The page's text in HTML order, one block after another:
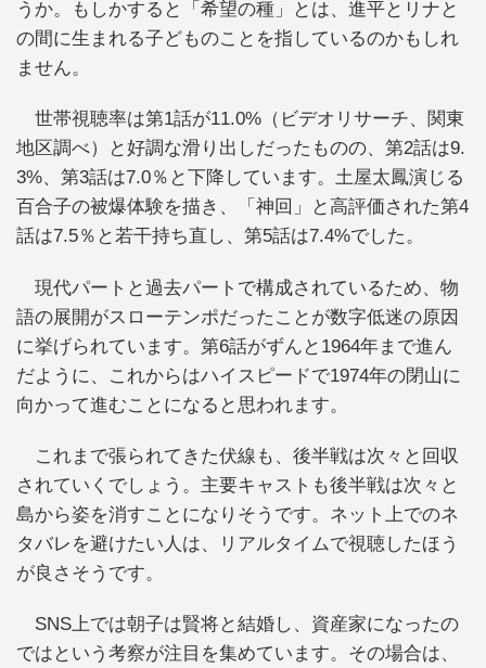
うか。もしかすると「希望の種」とは、進平とリナと
の間に生まれる子どものことを指しているのかもしれ
ません。
世帯視聴率は第1話が11.0%（ビデオリサーチ、関東
地区調べ）と好調な滑り出しだったものの、第2話は9.
3%、第3話は7.0％と下降しています。土屋太鳳演じる
百合子の被爆体験を描き、「神回」と高評価された第4
話は7.5％と若干持ち直し、第5話は7.4%でした。
現代パートと過去パートで構成されているため、物
語の展開がスローテンポだったことが数字低迷の原因
に挙げられています。第6話がずんと1964年まで進ん
だように、これからはハイスピードで1974年の閉山に
向かって進むことになると思われます。
これまで張られてきた伏線も、後半戦は次々と回収
されていくでしょう。主要キャストも後半戦は次々と
島から姿を消すことになりそうです。ネット上でのネ
タバレを避けたい人は、リアルタイムで視聴したほう
が良さそうです。
SNS上では朝子は賢将と結婚し、資産家になったの
ではという考察が注目を集めています。その場合は、